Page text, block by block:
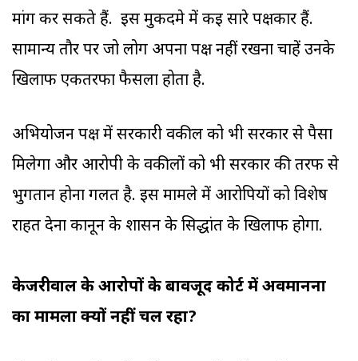
मांग कर सकते हैं. इस मुकदमे में कई सारे पक्षकार हैं.
सामान्य तौर पर जो लोग अपना पक्ष नहीं रखना चाहें उनके
खिलाफ एकतरफा फैसला होता है.
अभियोजन पक्ष में सरकारी वकील को भी सरकार से पैसा
मिलेगा और आरोपी के वकीलों को भी सरकार की तरफ से
भुगतान होना गलत है. इस मामले में आरोपियों को विशेष
राहत देना कानून के शासन के सिद्धांत के खिलाफ होगा.
केजरीवाल के आरोपों के बावजूद कोर्ट में अवमानना
का मामला क्यों नहीं चल रहा?